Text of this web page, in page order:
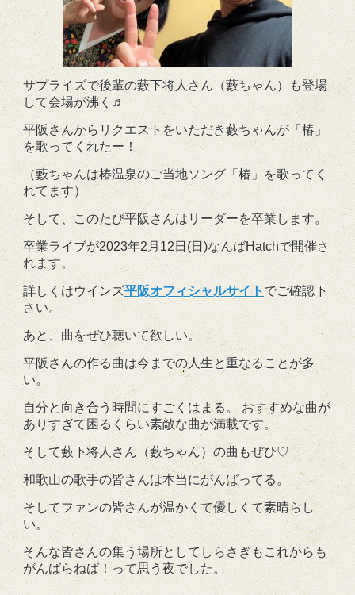
サプライズで後輩の藪下将人さん（藪ちゃん）も登場
して会場が沸く♬
平阪さんからリクエストをいただき藪ちゃんが「椿」
を歌ってくれたー！
（藪ちゃんは椿温泉のご当地ソング「椿」を歌ってく
れてます）
そして、このたび平阪さんはリーダーを卒業します。
卒業ライブが2023年2月12日(日)なんばHatchで開催さ
れます。
詳しくはウインズ平阪オフィシャルサイト でご確認下
さい。
あと、曲をぜひ聴いて欲しい。
平阪さんの作る曲は今までの人生と重なることが多
い。
自分と向き合う時間にすごくはまる。 おすすめな曲が
ありすぎて困るくらい素敵な曲が満載です。
そして藪下将人さん（藪ちゃん）の曲もぜひ♡
和歌山の歌手の皆さんは本当にがんばってる。
そしてファンの皆さんが温かくて優しくて素晴らし
い。
そんな皆さんの集う場所としてしらさぎもこれからも
がんばらねば！って思う夜でした。